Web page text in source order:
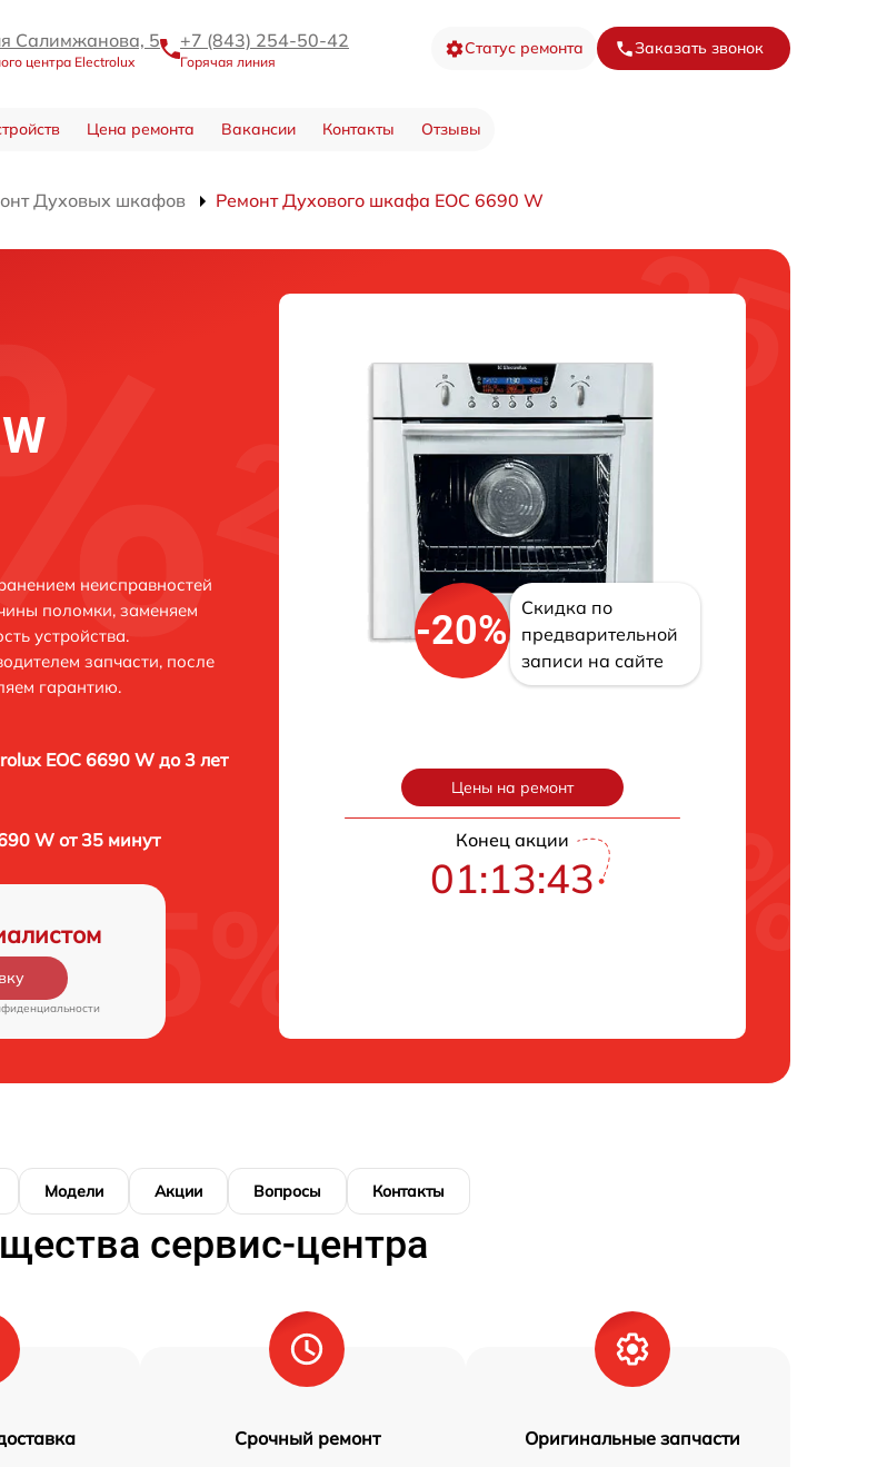
Салимжанова, 5
центра Electrolux
+7 (843) 254-50-42
Горячая линия
Статус ремонта Заказать звонок
Цена ремонта Вакансии Контакты Отзывы
Духовых шкафов Ремонт Духового шкафа EOC 6690 W
неисправностей
поломки, заменяем
устройства.
запчасти, после
гарантию.
EOC 6690 W до 3 лет
W от 35 минут
-20%
Скидка по
предварительной
записи на сайте
Цены на ремонт
Конец акции
01:13:42
Модели Акции Вопросы Контакты
сервис-центра
Срочный ремонт Оригинальные запчасти